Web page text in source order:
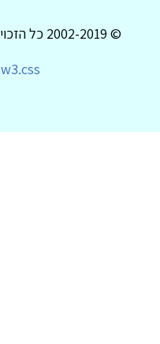
© 2002-2019 כל הזכויות שמורות לפסיכולוגיה עברית
w3.css